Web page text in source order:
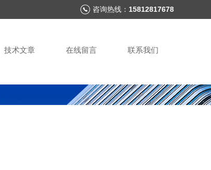
咨询热线： 15812817678
技术文章 在线留言 联系我们